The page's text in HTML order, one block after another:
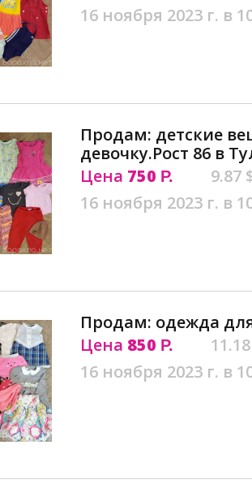
16 ноября 2023 г. в
Продам: детские
девочку.Рост 86 в
Цена 750 Р.
9.87
16 ноября 2023 г. в
Продам: одежда
Цена 850 Р.
16 ноября 2023 г. в